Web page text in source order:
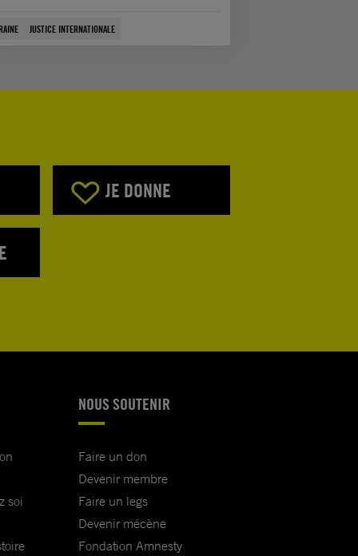
JUSTICE INTERNATIONALE
JE DONNE
soi
NOUS SOUTENIR
Faire un don
Devenir membre
Faire un legs
Devenir mécène
Fondation Amnesty